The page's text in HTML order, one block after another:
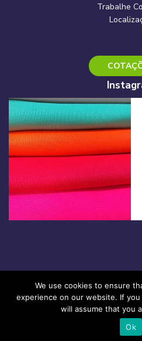
Trabalhe
Termos de Uso |
© 2020 Raima Têxtil. Todos
We use cookies to ensure
experience on our website. If
will assume that you
Ok